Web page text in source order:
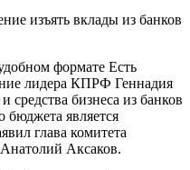
формате Есть
лидера КПРФ Геннадия
средства бизнеса из банков
бюджета является
глава комитета
Аксаков.